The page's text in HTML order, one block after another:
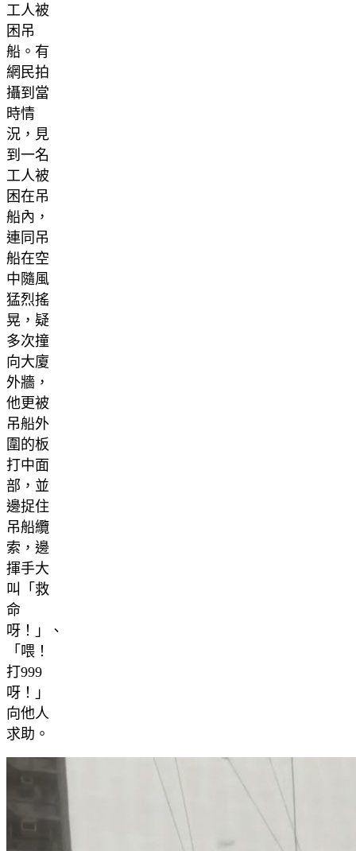
工人被
困吊
船。有
網民拍
攝到當
時情
況，見
到一名
工人被
困在吊
船內，
連同吊
船在空
中隨風
猛烈搖
晃，疑
多次撞
向大廈
外牆，
他更被
吊船外
圍的板
打中面
部，並
邊捉住
吊船纜
索，邊
揮手大
叫「救
命
呀！」、
「喂！
打999
呀！」
向他人
求助。